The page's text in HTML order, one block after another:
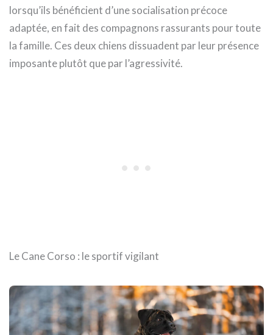
lorsqu’ils bénéficient d’une socialisation précoce
adaptée, en fait des compagnons rassurants pour toute
la famille. Ces deux chiens dissuadent par leur présence
imposante plutôt que par l’agressivité.
Le Cane Corso : le sportif vigilant